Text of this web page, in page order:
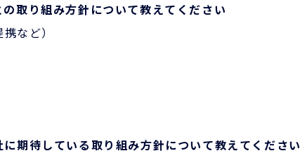
取り組み方針について教えてください
など）
期待している取り組み方針について教えてください